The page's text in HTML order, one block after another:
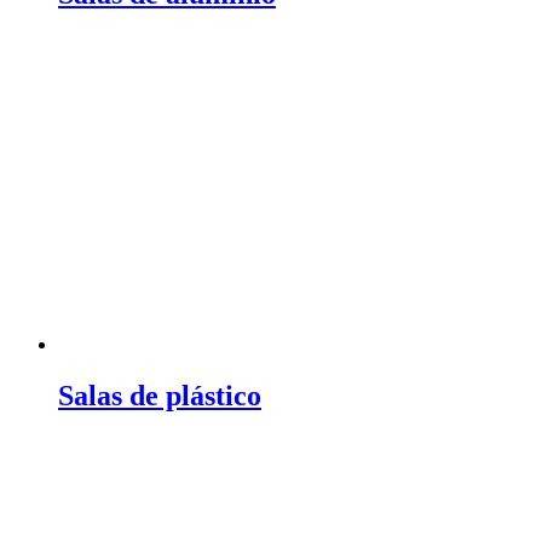
Salas de plástico